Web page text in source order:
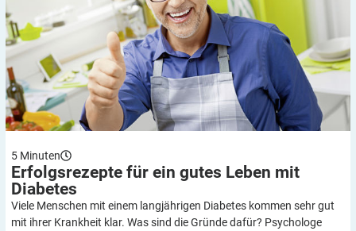
5 Minuten
Erfolgsrezepte für ein gutes Leben mit
Diabetes
Viele Menschen mit einem langjährigen Diabetes kommen sehr gut
mit ihrer Krankheit klar. Was sind die Gründe dafür? Psychologe